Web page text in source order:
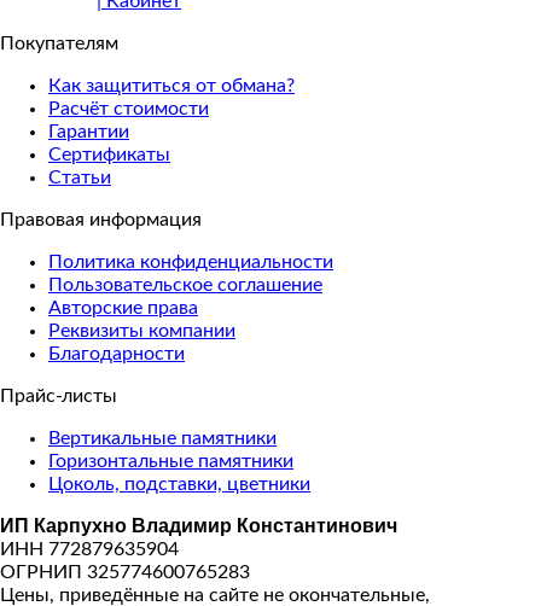
Покупателям
Как защититься от обмана?
Расчёт стоимости
Гарантии
Сертификаты
Статьи
Правовая информация
Политика конфиденциальности
Пользовательское соглашение
Авторские права
Реквизиты компании
Благодарности
Прайс-листы
Вертикальные памятники
Горизонтальные памятники
Цоколь, подставки, цветники
ИП Карпухно Владимир Константинович
ИНН 772879635904
ОГРНИП 325774600765283
Цены, приведённые на сайте не окончательные,